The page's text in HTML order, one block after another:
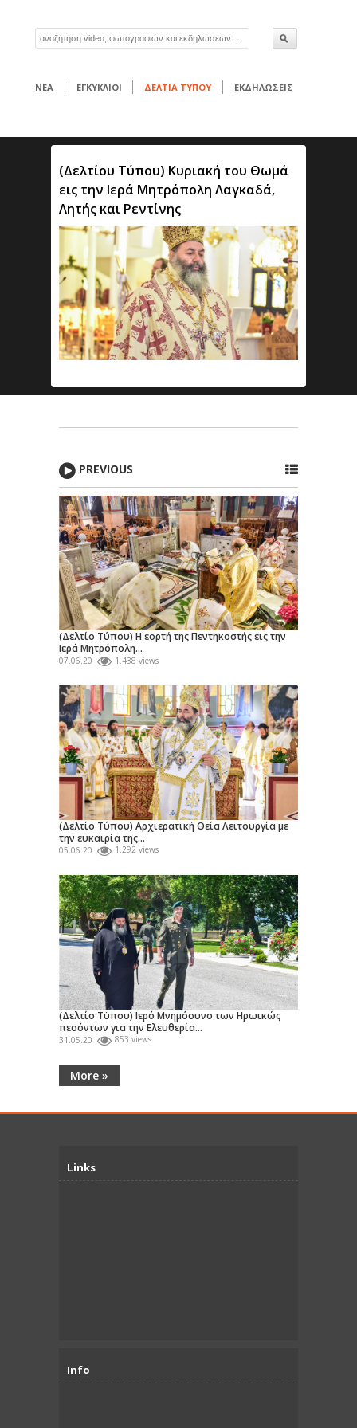
ΝΕΑ ΕΓΚΥΚΛΙΟΙ ΔΕΛΤΙΑ ΤΥΠΟΥ ΕΚΔΗΛΩΣΕΙΣ
(Δελτίου Τύπου) Κυριακή του Θωμά
εις την Ιερά Μητρόπολη Λαγκαδά,
Λητής και Ρεντίνης
PREVIOUS
(Δελτίο Τύπου) Η εορτή της Πεντηκοστής εις την
Ιερά Μητρόπολη...
07.06.20 1.438 views
(Δελτίο Τύπου) Αρχιερατική Θεία Λειτουργία με
την ευκαιρία της...
05.06.20 1.292 views
(Δελτίο Τϋπου) Ιερό Μνημόσυνο των Ηρωικώς
πεσόντων για την Ελευθερία...
31.05.20 853 views
More »
Links
Info